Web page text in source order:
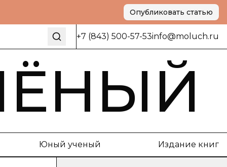
Опубликовать статью
+7 (843) 500-57-53info@moluch.ru
Юный ученый Издание книг